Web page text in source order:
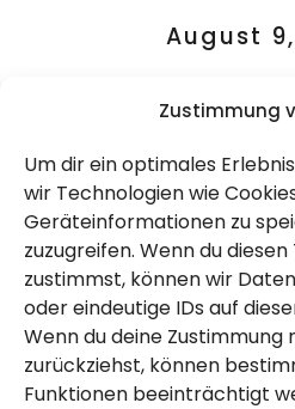
Zustimmung
Um dir ein optimales
wir Technologien wie
Geräteinformationen zu
zuzugreifen. Wenn du
zustimmst, können wir
oder eindeutige IDs auf
Wenn du deine
zurückziehst, können
Funktionen beeinträchtigt
August